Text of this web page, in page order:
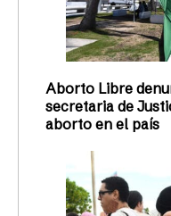
Aborto Libre
secretaria de
aborto en el país